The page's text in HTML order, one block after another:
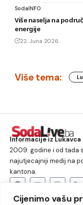
Cijenimo vašu
SodaINFO
Više naselja na
energije
22. Juna 2026.
Više tema:
Informacije iz
2009. godine i od tada
najutjecajniji medij na
kantona.